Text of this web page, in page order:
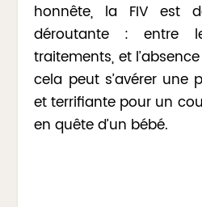
honnête, la FIV est
déroutante : entre
traitements, et
cela peut s’avérer une
et terrifiante pour un
en quête d’un bébé.